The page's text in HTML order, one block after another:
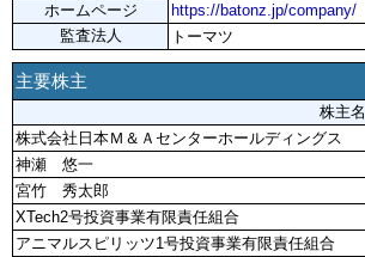
ホームページ
https://batonz.jp/company/
監査法人
トーマツ
主要株主
株主名
株式会社日本Ｍ＆Ａセンターホールディングス
神瀬 悠一
宮竹 秀太郎
XTech2号投資事業有限責任組合
アニマルスピリッツ1号投資事業有限責任組合